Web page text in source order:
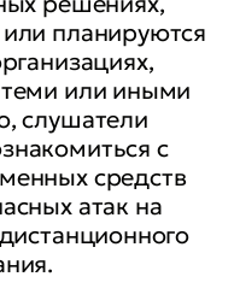
планируются
или иными
слушатели
с
средств
атак на